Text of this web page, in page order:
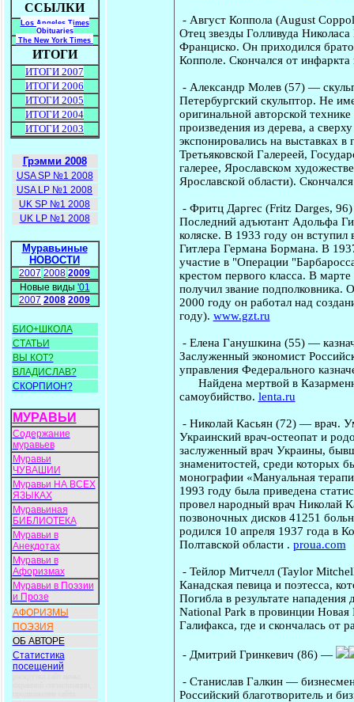
ССЫЛКИ
Los Angeles Times
Obituaries
The New York Times
ИТОГИ
ИТОГИ 2007
ИТОГИ 2006
ИТОГИ 2005
ИТОГИ 2004
ИТОГИ 2003
Грэмми 2008
USA SP №1 2008
USA LP №1 2008
UK SP №1 2008
UK LP №1 2008
Муравьиные
НОВОСТИ
2007 2008 2009
Новые виды '01
2007 2008 2009
БИО+ШКОЛА
СТАТЬИ
ВЫ КОТ?
ВЛАДИСЛАВ?
СКОРПИОН?
МУРАВЬИ
Содержание
муравьев
Муравьи
ЧУВАШИИ
Муравьи НА ВСЕХ
ЯЗЫКАХ
Муравьиная
БИБЛИОТЕКА
Муравьи в
Анекдотах
Муравьи в
Афоризмах
Муравьи в Поэзии
и Прозе
АФОРИЗМЫ
ПОЭЗИЯ
ОБ АВТОРЕ
Статистика
посещений
- Август Коппола (August
Отец звезды Голливуда
Франциско. Он приходился
Копполе. Скончался от
- Александр Молев (57) —
Петербургский скульптор. Не
оригинальной авторской
произведения из дерева, а
экспонировались на выставках
Третьяковской Галереей,
галерее, Ярославском
Ярославской области).
- Фритц Даргес (Fritz Darges,
Последний адъютант Адольфа
коляске. В 1933 году он
Гитлера Германа Бормана. В
участие в "Операции
крестом первого класса. В
получил звание подполковника.
2000 году он работал над
году). www.gzt.ru
- Елена Ганушкина (55) —
Заслуженный экономист
управления Федерального
Найдена мертвой в
самоубийство. lenta.ru
- Николай Касьян (72) — врач.
Украинский врач-остеопат и
заслуженный врач Украины,
знаменитостей, среди которых
монографии «Мануальная
1993 году была приведена
провел народный врач Николай
позвоночных дисков 41251
родился 10 апреля 1937 года в
Полтавской области . proua.com
- Тейлор Митчелл (Taylor
Канадская певица и поэтесса,
Погибла в результате
National Park в провинции
Галифакса, где и скончалась от
- Дмитрий Гринкевич (86) —
- Станислав Галкин—
Российский благотворитель и